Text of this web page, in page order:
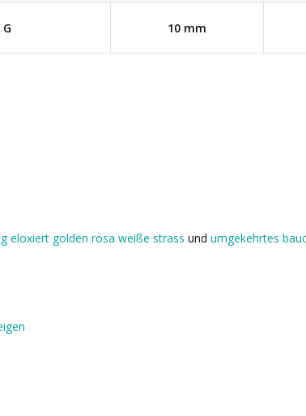
10 mm
eloxiert golden rosa weiße strass und umgekehrtes